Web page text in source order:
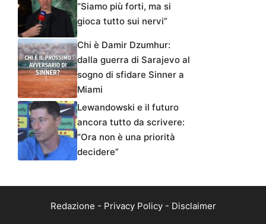
“Siamo più forti, ma si
gioca tutto sui nervi”
Chi è Damir Dzumhur:
dalla guerra di Sarajevo al
sogno di sfidare Sinner a
Miami
Lewandowski e il futuro
ancora tutto da scrivere:
“Ora non è una priorità
decidere”
Redazione - Privacy Policy- Disclaimer